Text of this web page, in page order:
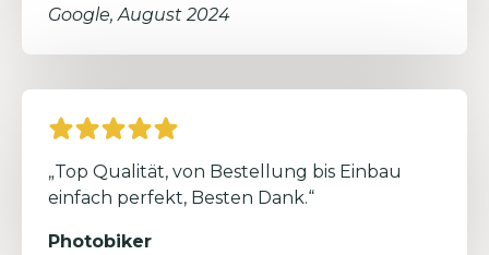
Google, August 2024
„Top Qualität, von Bestellung bis Einbau
einfach perfekt, Besten Dank.“
Photobiker